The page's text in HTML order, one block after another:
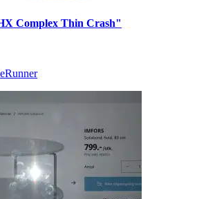
Complex Thin Crash"